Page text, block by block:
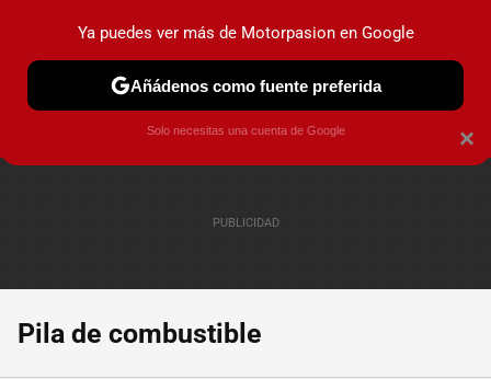
PRUEBAS COCHES ELÉCTRICOS OBSERVATORIO
Pila de combustible
×
Ya puedes ver más de Motorpasion en Google
Añádenos como fuente preferida
Solo necesitas una cuenta de Google